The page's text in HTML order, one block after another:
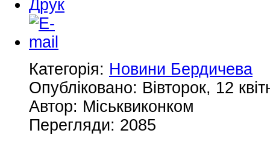
Категорія: Новини Бердичева
Опубліковано: Вівторок, 12
Автор: Міськвиконком
Перегляди: 2085